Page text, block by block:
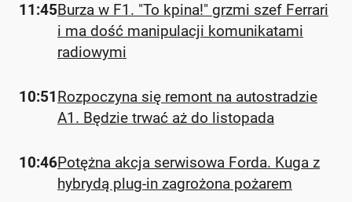
11:45Burza w F1. "To kpina!" grzmi szef Ferrari
i ma dość manipulacji komunikatami
radiowymi
10:51Rozpoczyna się remont na autostradzie
A1. Będzie trwać aż do listopada
10:46Potężna akcja serwisowa Forda. Kuga z
hybrydą plug-in zagrożona pożarem